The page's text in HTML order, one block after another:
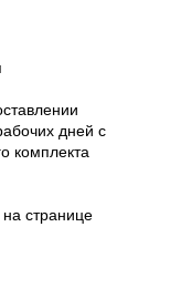
дней с
комплекта
странице